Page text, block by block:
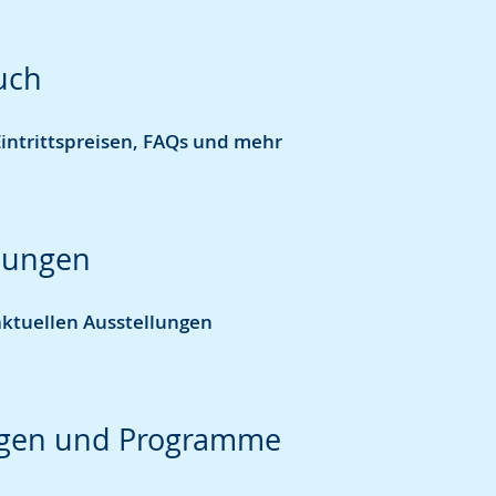
FAQs und mehr
Ausstellungen
und Programme